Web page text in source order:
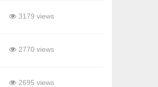
3179 views
2770 views
2695 views